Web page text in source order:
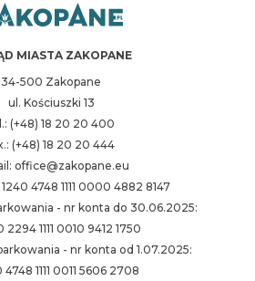
MIASTA ZAKOPANE
34-500 Zakopane
ul. Kościuszki 13
(+48) 18 20 20 400
(+48) 18 20 20 444
office@zakopane.eu
4748 1111 0000 4882 8147
- nr konta do 30.06.2025:
2294 1111 0010 9412 1750
- nr konta od 1.07.2025:
4748 1111 0011 5606 2708